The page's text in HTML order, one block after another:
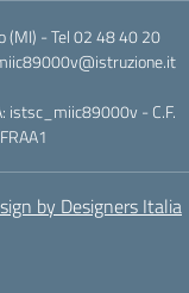
(MI) - Tel 02 48 40 20
istsc_miic89000v - C.F.
by Designers Italia